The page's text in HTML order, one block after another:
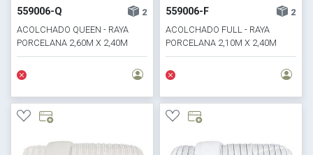
559006-Q
2
ACOLCHADO QUEEN - RAYA
PORCELANA 2,60M X 2,40M
559006-F
2
ACOLCHADO FULL - RAYA
PORCELANA 2,10M X 2,40M